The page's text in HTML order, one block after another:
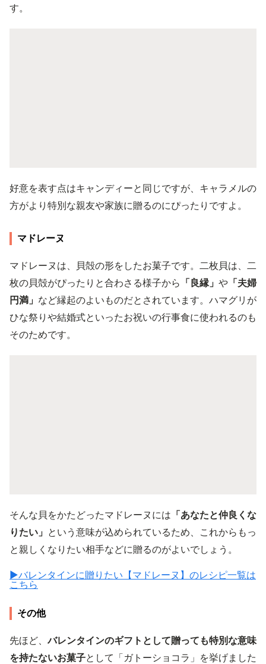
す。
好意を表す点はキャンディーと同じですが、キャラメルの
方がより特別な親友や家族に贈るのにぴったりですよ。
マドレーヌ
マドレーヌは、貝殻の形をしたお菓子です。二枚貝は、二
枚の貝殻がぴったりと合わさる様子から 「良縁」 や 「夫婦
円満」 など縁起のよいものだとされています。ハマグリが
ひな祭りや結婚式といったお祝いの行事食に使われるのも
そのためです。
そんな貝をかたどったマドレーヌには 「あなたと仲良くな
りたい」 という意味が込められているため、これからもっ
と親しくなりたい相手などに贈るのがよいでしょう。
▶︎バレンタインに贈りたい【マドレーヌ】のレシピ一覧は
こちら
その他
先ほど、バレンタインのギフトとして贈っても特別な意味
を持たないお菓子として「ガトーショコラ」を挙げました